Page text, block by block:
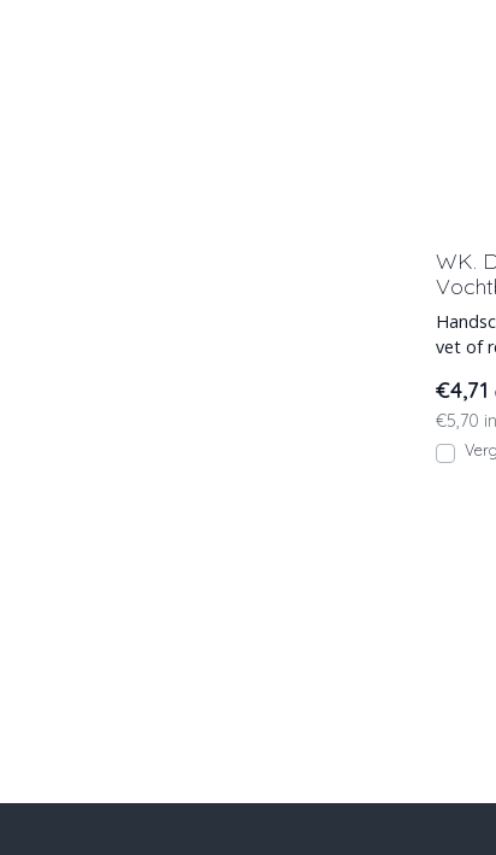
WK.
vet of
€4,71
€5,70